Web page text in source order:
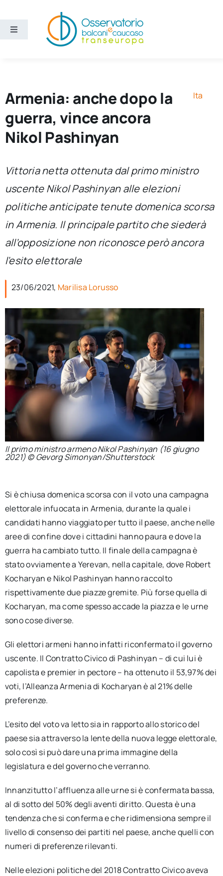
contenuto
Toggle
Ricerca e divulgazione
Chi siamo
per:
Newsletter
Ita
Armenia: anche dopo la
guerra, vince ancora
Nikol Pashinyan
Ita
Vittoria netta ottenuta dal primo ministro
uscente Nikol Pashinyan alle elezioni
politiche anticipate tenute domenica scorsa
in Armenia. Il principale partito che siederà
all’opposizione non riconosce però ancora
l’esito elettorale
23/06/2021, Marilisa Lorusso
Il primo ministro armeno Nikol Pashinyan (16 giugno
2021) © Gevorg Simonyan/Shutterstock
Si è chiusa domenica scorsa con il voto una campagna
elettorale infuocata in Armenia, durante la quale i
candidati hanno viaggiato per tutto il paese, anche nelle
aree di confine dove i cittadini hanno paura e dove la
guerra ha cambiato tutto. Il finale della campagna è
stato ovviamente a Yerevan, nella capitale, dove Robert
Kocharyan e Nikol Pashinyan hanno raccolto
rispettivamente due piazze gremite. Più forse quella di
Kocharyan, ma come spesso accade la piazza e le urne
sono cose diverse.
Gli elettori armeni hanno infatti riconfermato il governo
uscente. Il Contratto Civico di Pashinyan – di cui lui è
capolista e premier in pectore – ha ottenuto il 53,97% dei
voti, l’Alleanza Armenia di Kocharyan è al 21% delle
preferenze.
L’esito del voto va letto sia in rapporto allo storico del
paese sia attraverso la lente della nuova legge elettorale,
solo così si può dare una prima immagine della
legislatura e del governo che verranno.
Innanzitutto l’affluenza alle urne si è confermata bassa,
al di sotto del 50% degli aventi diritto. Questa è una
tendenza che si conferma e che ridimensiona sempre il
livello di consenso dei partiti nel paese, anche quelli con
numeri di preferenze rilevanti.
Nelle elezioni politiche del 2018 Contratto Civico aveva